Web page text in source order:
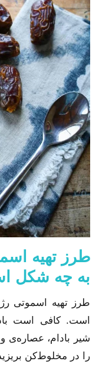
طرز تهیه
به چه شکل
طرز تهیه اسموتی
است. کافی است
شیر بادام، عصاره‌ی
را در مخلوط‌کن